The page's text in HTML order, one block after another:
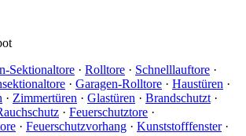
Sektionaltore · Rolltore · Schnelllauftore ·
· Garagen-Rolltore · Haustüren ·
· Zimmertüren · Glastüren · Brandschutzt·
· Feuerschutztore ·
· Feuerschutzvorhang · Kunststofffenster·